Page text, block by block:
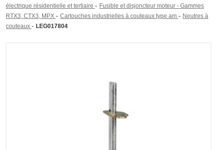
électrique résidentielle et tertiaire - Fusible et disjoncteur moteur - Gammes
RTX3, CTX3, MPX - Cartouches industrielles à couteaux type am - Neutres à
couteaux - LEG017804